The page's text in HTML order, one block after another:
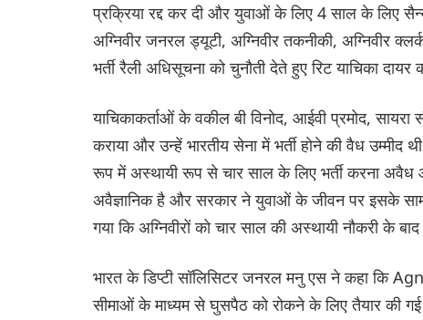
प्रक्रिया रद्द कर दी और युवाओं के लिए 4 साल के लिए
अग्निवीर जनरल ड्यूटी, अग्निवीर तकनीकी, अग्निवीर
भर्ती रैली अधिसूचना को चुनौती देते हुए रिट याचिका दायर
याचिकाकर्ताओं के वकील बी विनोद, आईवी प्रमोद,
कराया और उन्हें भारतीय सेना में भर्ती होने की वैध उम्मीद
रूप में अस्थायी रूप से चार साल के लिए भर्ती करना
अवैज्ञानिक है और सरकार ने युवाओं के जीवन पर इसके
गया कि अग्निवीरों को चार साल की अस्थायी नौकरी के
भारत के डिप्टी सॉलिसिटर जनरल मनु एस ने कहा कि
सीमाओं के माध्यम से घुसपैठ को रोकने के लिए तैयार की गई